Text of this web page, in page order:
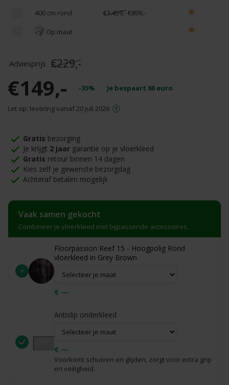
400 cm rond
€1.459,-€899,-
Op maat
€229,-
€149,- -35% Je bespaart 80 euro
Let op: levering vanaf 20 juli 2026
Gratis bezorging
Je krijgt 2 jaar garantie op je vloerkleed
Gratis retour binnen 14 dagen
Kies zelf je gewenste bezorgdag
Achteraf betalen mogelijk
Vaak samen gekocht
Combineer je vloerkleed met bijpassende accessoires.
+
Floorpassion Reef 15 - Hoogpolig Rond
vloerkleed in Grey Brown
€ —
Antislip onderkleed
€ —
Voorkomt schuiven en glijden, zorgt voor extra grip
en veiligheid.